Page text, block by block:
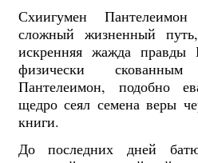
Схиигумен
сложный жизненный
искренняя жажда правды
физически
Пантелеимон, подобно
щедро сеял семена веры
книги.
До последних дней